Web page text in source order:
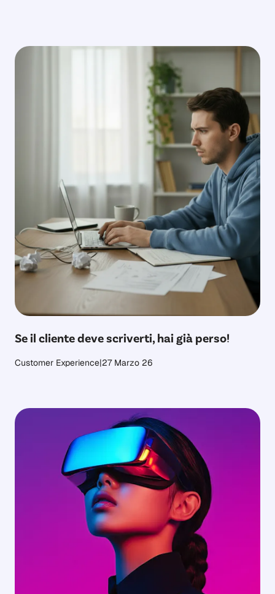
Se il cliente deve scriverti, hai già perso!
Customer Experience|27 Marzo 26